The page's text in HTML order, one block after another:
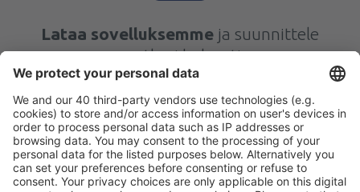
Lataa sovelluksemme ja suunnittele
matkasi helposti
Suunnittele matkasi